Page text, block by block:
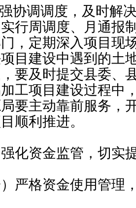
协调调度，及时解
行周调度、月通报
，定期深入项目现
目建设中遇到的土
要及时提交县委、
工项目建设过程中
要主动靠前服务，
顺利推进。
化资金监管，切实
）严格资金使用管理